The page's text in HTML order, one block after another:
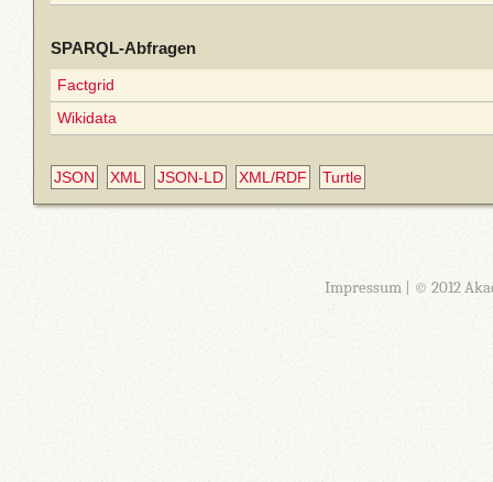
SPARQL-Abfragen
Factgrid
Wikidata
JSON XML JSON-LD XML/RDF Turtle
Impressum| © 2012